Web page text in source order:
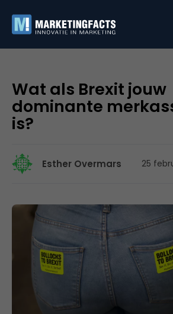
Wat als Brexit jouw
dominante
is?
Esther Overmars 25